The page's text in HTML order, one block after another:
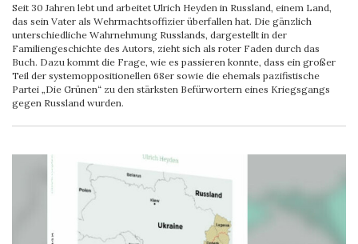
Seit 30 Jahren lebt und arbeitet Ulrich Heyden in Russland, einem Land,
das sein Vater als Wehrmachtsoffizier überfallen hat. Die gänzlich
unterschiedliche Wahrnehmung Russlands, dargestellt in der
Familiengeschichte des Autors, zieht sich als roter Faden durch das
Buch. Dazu kommt die Frage, wie es passieren konnte, dass ein großer
Teil der systemoppositionellen 68er sowie die ehemals pazifistische
Partei „Die Grünen“ zu den stärksten Befürwortern eines Kriegsgangs
gegen Russland wurden.